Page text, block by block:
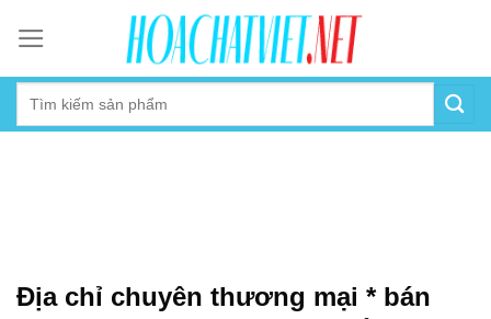
content
Địa chỉ chuyên thương mại * bán